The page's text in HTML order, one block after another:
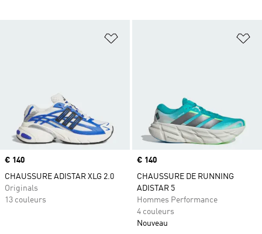
Ajouter à la Liste de produits
Prix
€ 140
CHAUSSURE ADISTAR XLG 2.0
Originals
13 couleurs
Prix
€ 140
CHAUSSURE DE RUNNING
ADISTAR 5
Hommes Performance
4 couleurs
Nouveau